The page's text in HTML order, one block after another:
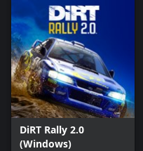
DiRT Rally 2.0
(Windows)